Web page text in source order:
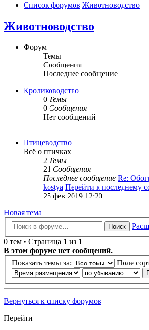
Список форумов Животноводство
Животноводство
Форум
Темы
Сообщения
Последнее сообщение
Кролиководство
0 Темы
0 Сообщения
Нет сообщений
Птицеводство
Всё о птичках
2 Темы
21 Сообщения
Последнее сообщение Re:
kostya Перейти к последнему
25 фев 2019 12:20
Новая тема
Поиск
0 тем • Страница 1 из 1
В этом форуме нет сообщений.
Показать темы за:
Поле
Вернуться к списку форумов
Перейти